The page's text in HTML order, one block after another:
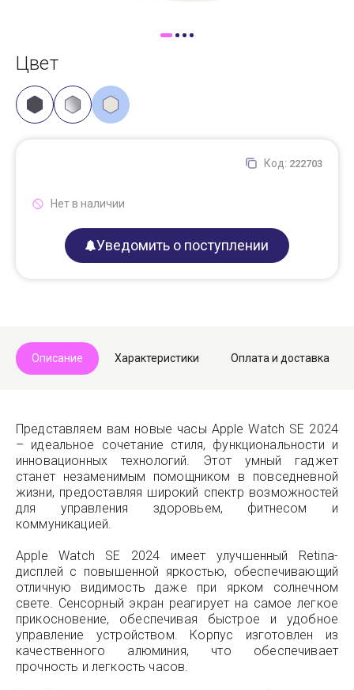
Цвет
Код: 222703
Нет в наличии
Уведомить о поступлении
Описание Характеристики Оплата и доставка
Представляем вам новые часы Apple Watch SE 2024
– идеальное сочетание стиля, функциональности и
инновационных технологий. Этот умный гаджет
станет незаменимым помощником в повседневной
жизни, предоставляя широкий спектр возможностей
для управления здоровьем, фитнесом и
коммуникацией.
Apple Watch SE 2024 имеет улучшенный Retina-
дисплей с повышенной яркостью, обеспечивающий
отличную видимость даже при ярком солнечном
свете. Сенсорный экран реагирует на самое легкое
прикосновение, обеспечивая быстрое и удобное
управление устройством. Корпус изготовлен из
качественного алюминия, что обеспечивает
прочность и легкость часов.